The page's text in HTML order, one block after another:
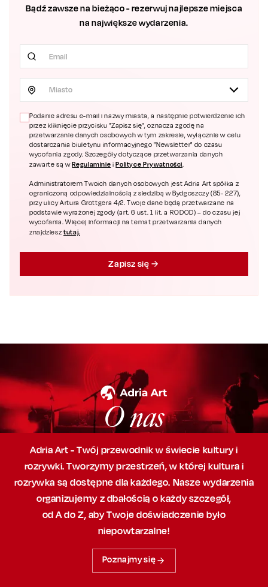
Bądź zawsze na bieżąco - rezerwuj najlepsze miejsca
na największe wydarzenia.
Miasto
Podanie adresu e-mail i nazwy miasta, a następnie potwierdzenie ich
przez kliknięcie przycisku "Zapisz się", oznacza zgodę na
przetwarzanie danych osobowych w tym zakresie, wyłącznie w celu
dostarczania biuletynu informacyjnego "Newsletter" do czasu
wycofania zgody. Szczegóły dotyczące przetwarzania danych
zawarte są wRegulaminie i Polityce Prywatności.
Administratorem Twoich danych osobowych jest Adria Art spółka z
ograniczoną odpowiedzialnością z siedzibą w Bydgoszczy (85- 227),
przy ulicy Artura Grottgera 4/2. Twoje dane będą przetwarzane na
podstawie wyrażonej zgody (art. 6 ust. 1 lit. a RODOD) – do czasu jej
wycofania. Więcej informacji na temat przetwarzania danych
znajdziesztutaj.
Zapisz się
O nas
Adria Art - Twój przewodnik w świecie kultury i
rozrywki. Tworzymy przestrzeń,w której kultura i
rozrywka są dostępne dla każdego. Nasze wydarzenia
organizujemy z dbałością o każdy szczegół,
od A do Z, abyTwoje doświadczenie było
niepowtarzalne!
Poznajmy się